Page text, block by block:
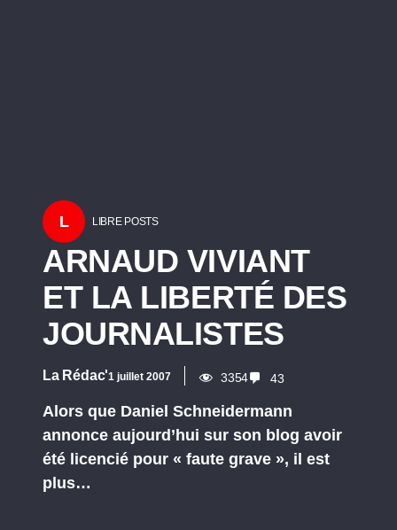
L LIBRE POSTS
ARNAUD VIVIANT
ET LA LIBERTÉ DES
JOURNALISTES
La Rédac'1 juillet 2007 3354 43
Alors que Daniel Schneidermann
annonce aujourd’hui sur son blog avoir
été licencié pour « faute grave », il est
plus…